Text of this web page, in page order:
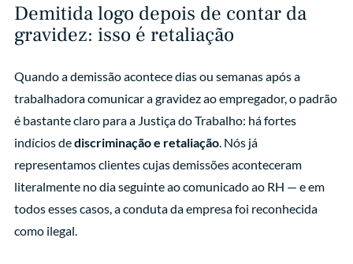
Demitida logo depois de contar da
gravidez: isso é retaliação
Quando a demissão acontece dias ou semanas após a
trabalhadora comunicar a gravidez ao empregador, o padrão
é bastante claro para a Justiça do Trabalho: há fortes
indícios dediscriminação e retaliação. Nós já
representamos clientes cujas demissões aconteceram
literalmente no dia seguinte ao comunicado ao RH — e em
todos esses casos, a conduta da empresa foi reconhecida
como ilegal.